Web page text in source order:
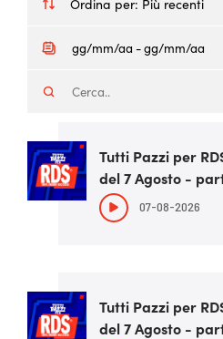
Ordina per: Più recenti
Tutti Pazzi per
del 7 Agosto -
07-08-2026
Tutti Pazzi per
del 7 Agosto -